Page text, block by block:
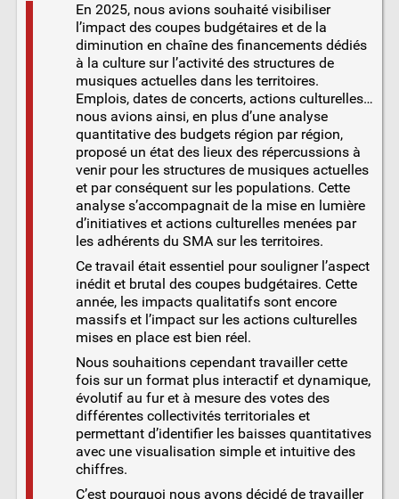
En 2025, nous avions souhaité visibiliser
l’impact des coupes budgétaires et de la
diminution en chaîne des financements dédiés
à la culture sur l’activité des structures de
musiques actuelles dans les territoires.
Emplois, dates de concerts, actions culturelles…
nous avions ainsi, en plus d’une analyse
quantitative des budgets région par région,
proposé un état des lieux des répercussions à
venir pour les structures de musiques actuelles
et par conséquent sur les populations. Cette
analyse s’accompagnait de la mise en lumière
d’initiatives et actions culturelles menées par
les adhérents du SMA sur les territoires.
Ce travail était essentiel pour souligner l’aspect
inédit et brutal des coupes budgétaires. Cette
année, les impacts qualitatifs sont encore
massifs et l’impact sur les actions culturelles
mises en place est bien réel.
Nous souhaitions cependant travailler cette
fois sur un format plus interactif et dynamique,
évolutif au fur et à mesure des votes des
différentes collectivités territoriales et
permettant d’identifier les baisses quantitatives
avec une visualisation simple et intuitive des
chiffres.
C’est pourquoi nous avons décidé de travailler